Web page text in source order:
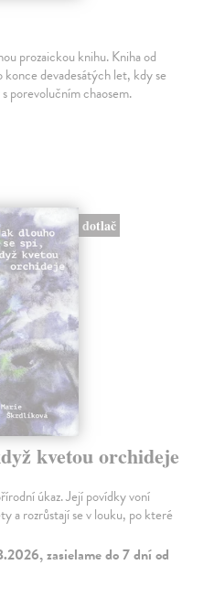
prozaickou knihu. Kniha od
konce devadesátých let, kdy se
porevolučním chaosem.
dotlač
kvetou orchideje
úkaz. Její povídky voní
a rozrůstají se v louku, po které
zasielame do 7 dní od